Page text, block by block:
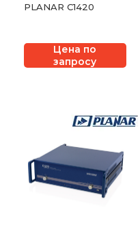
PLANAR C1420
Цена по
запросу